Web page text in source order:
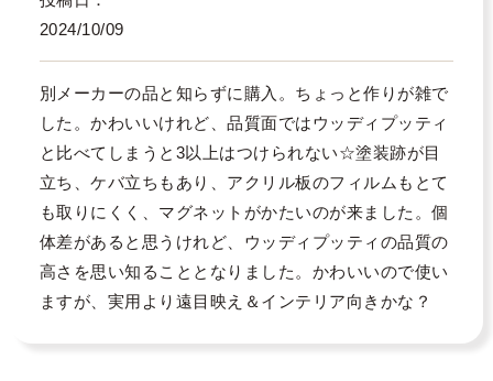
2024/10/09
別メーカーの品と知らずに購入。ちょっと作りが雑で
した。かわいいけれど、品質面ではウッディプッティ
と比べてしまうと3以上はつけられない☆塗装跡が目
立ち、ケバ立ちもあり、アクリル板のフィルムもとて
も取りにくく、マグネットがかたいのが来ました。個
体差があると思うけれど、ウッディプッティの品質の
高さを思い知ることとなりました。かわいいので使い
ますが、実用より遠目映え＆インテリア向きかな？